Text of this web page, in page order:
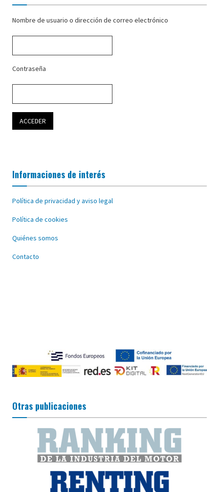
Nombre de usuario o dirección de correo electrónico
Contraseña
Informaciones de interés
Política de privacidad y aviso legal
Política de cookies
Quiénes somos
Contacto
Otras publicaciones